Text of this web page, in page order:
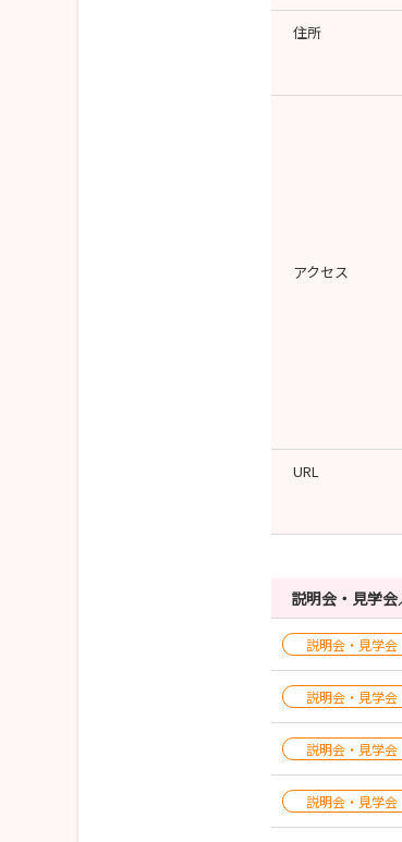
住所
アクセス
URL
説明会・見学
説明会・見学会
説明会・見学会
説明会・見学会
説明会・見学会